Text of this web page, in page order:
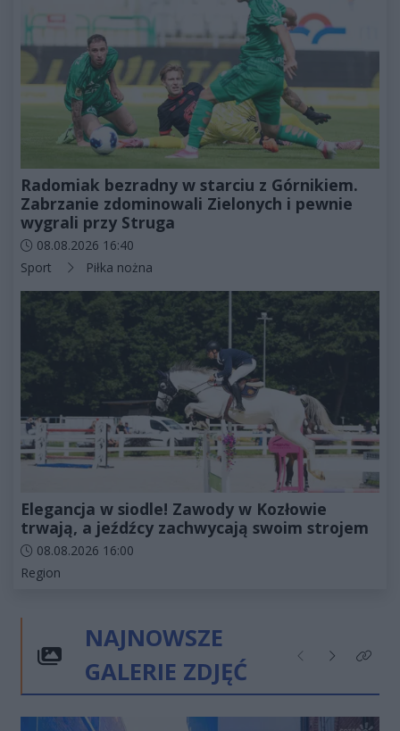
Radomiak bezradny w starciu z Górnikiem.
Zabrzanie zdominowali Zielonych i pewnie
wygrali przy Struga
Data dodania artykułu:
08.08.2026 16:40
Kategorie artykułu:
Sport Piłka nożna
Elegancja w siodle! Zawody w Kozłowie
trwają, a jeźdźcy zachwycają swoim strojem
Data dodania artykułu:
08.08.2026 16:00
Kategorie artykułu:
Region
NAJNOWSZE
GALERIE ZDJĘĆ
Poprzednie
NastępneKliknij